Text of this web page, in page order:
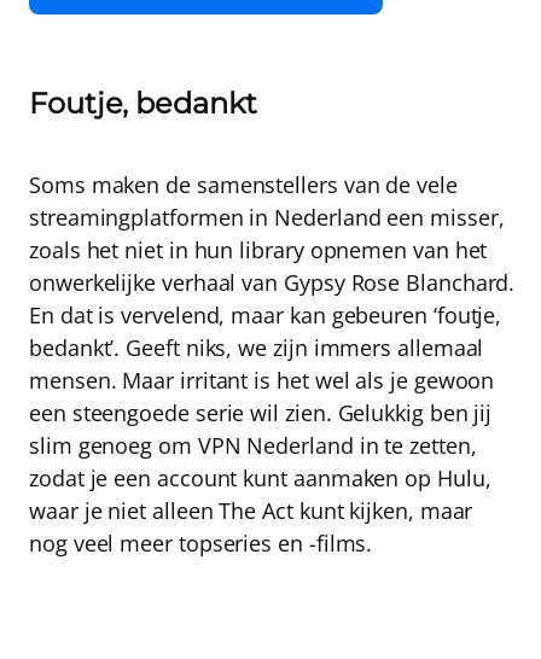
Foutje, bedankt
Soms maken de samenstellers van de vele
streamingplatformen in Nederland een misser,
zoals het niet in hun library opnemen van het
onwerkelijke verhaal van Gypsy Rose Blanchard.
En dat is vervelend, maar kan gebeuren ‘foutje,
bedankt’. Geeft niks, we zijn immers allemaal
mensen. Maar irritant is het wel als je gewoon
een steengoede serie wil zien. Gelukkig ben jij
slim genoeg om VPN Nederland in te zetten,
zodat je een account kunt aanmaken op Hulu,
waar je niet alleen The Act kunt kijken, maar
nog veel meer topseries en -films.